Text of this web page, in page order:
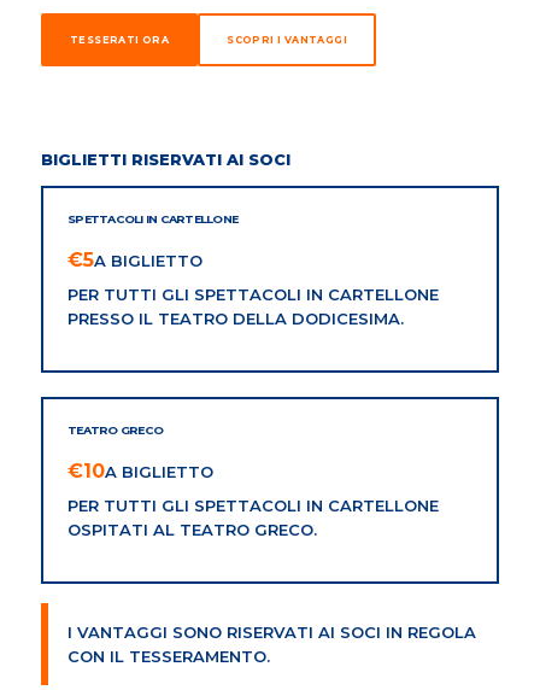
TESSERATI ORA SCOPRI I VANTAGGI
BIGLIETTI RISERVATI AI SOCI
SPETTACOLI IN CARTELLONE
€5A BIGLIETTO
PER TUTTI GLI SPETTACOLI IN CARTELLONE
PRESSO IL TEATRO DELLA DODICESIMA.
TEATRO GRECO
€10A BIGLIETTO
PER TUTTI GLI SPETTACOLI IN CARTELLONE
OSPITATI AL TEATRO GRECO.
I VANTAGGI SONO RISERVATI AI SOCI IN REGOLA
CON IL TESSERAMENTO.